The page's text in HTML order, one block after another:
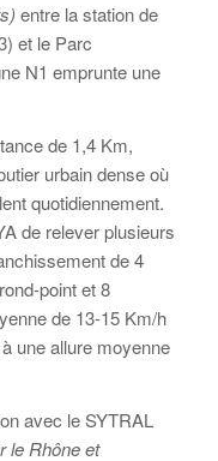
entre la station de
et le Parc
N1 emprunte une
de 1,4 Km,
urbain dense où
quotidiennement.
de relever plusieurs
de 4
point et 8
de 13-15 Km/h
une allure moyenne
avec le SYTRAL
le Rhône et